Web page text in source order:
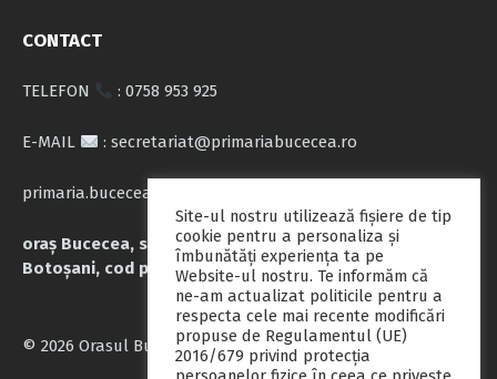
CONTACT
TELEFON : 0758 953 925
E-MAIL : secretariat@primariabucecea.ro
primaria.bucecea@yahoo.com
oraș Bucecea, str. Calea Națională nr.71, județul
Botoșani, cod poștal 717045
© 2026 Orasul Bucecea
Site-ul nostru utilizează fişiere de tip
cookie pentru a personaliza și
îmbunătăți experiența ta pe
Website-ul nostru. Te informăm că
ne-am actualizat politicile pentru a
respecta cele mai recente modificări
propuse de Regulamentul (UE)
2016/679 privind protecția